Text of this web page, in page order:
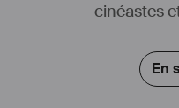
cinéastes
En
montage de
du côté de la réalisation,
court, au long-métrage
tel le que le cinéma direct,